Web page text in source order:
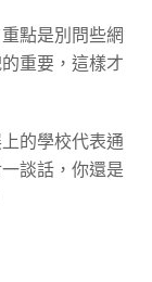
點是別問些網
重要，這樣才
的學校代表通
談話，你還是